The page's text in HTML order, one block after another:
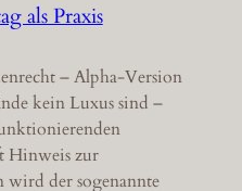
als Praxis
– Alpha-Version
kein Luxus sind –
Hinweis zur
der sogenannte